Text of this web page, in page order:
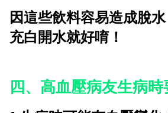
因這些飲料容易造成脫
充白開水就好唷！
四、高血壓病友生病時